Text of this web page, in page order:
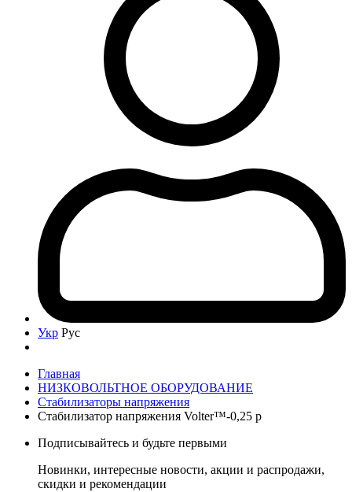
Укр Рус
Главная
НИЗКОВОЛЬТНОЕ ОБОРУДОВАНИЕ
Стабилизаторы напряжения
Стабилизатор напряжения Volter™-0,25 р
Подписывайтесь и будьте первыми
Новинки, интересные новости, акции и распродажи,
скидки и рекомендации